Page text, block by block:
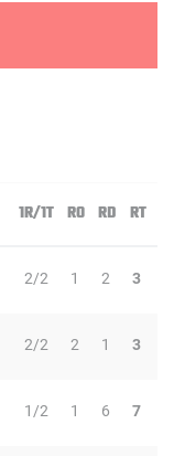
1R/1T RO RD RT
2/2 1 2 3
2/2 2 1 3
1/2 1 6 7